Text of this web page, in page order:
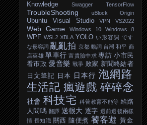
Knowledge
Swagger TensorFlow
TroubleShooting uBlock Origin
Ubuntu Visual Studio VPN VS2022
Web Game Windows 10 Windows 8
WPF WSL2 XBLA YOLO い形容詞 です
な形容詞 亂亂拍 京都 動詞 台灣 和平 商
店英雄 單車行 富貴險中求 專訪 小市民
看市政 愛音樂 戰爭 敗家 新聞終結者
日文筆記
日本 日本行 泡網路
生活記 瘋遊戲 碎碎念
社會 科技宅 科普教育不能等 給路
人問嗎 翻譯 送很大 逐字 選前選後兩樣
情 長知識 關西 隨便煮 饕客遊 黃金